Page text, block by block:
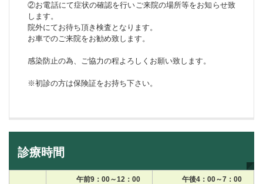
②お電話にて症状の確認を行いご来院の場所等をお知らせ致
します。
院外にてお待ち頂き検査となります。
お車でのご来院をお勧め致します。
感染防止の為、ご協力の程よろしくお願い致します。
※初診の方は保険証をお持ち下さい。
診療時間
午前9：00～12：00 午後4：00～7：00